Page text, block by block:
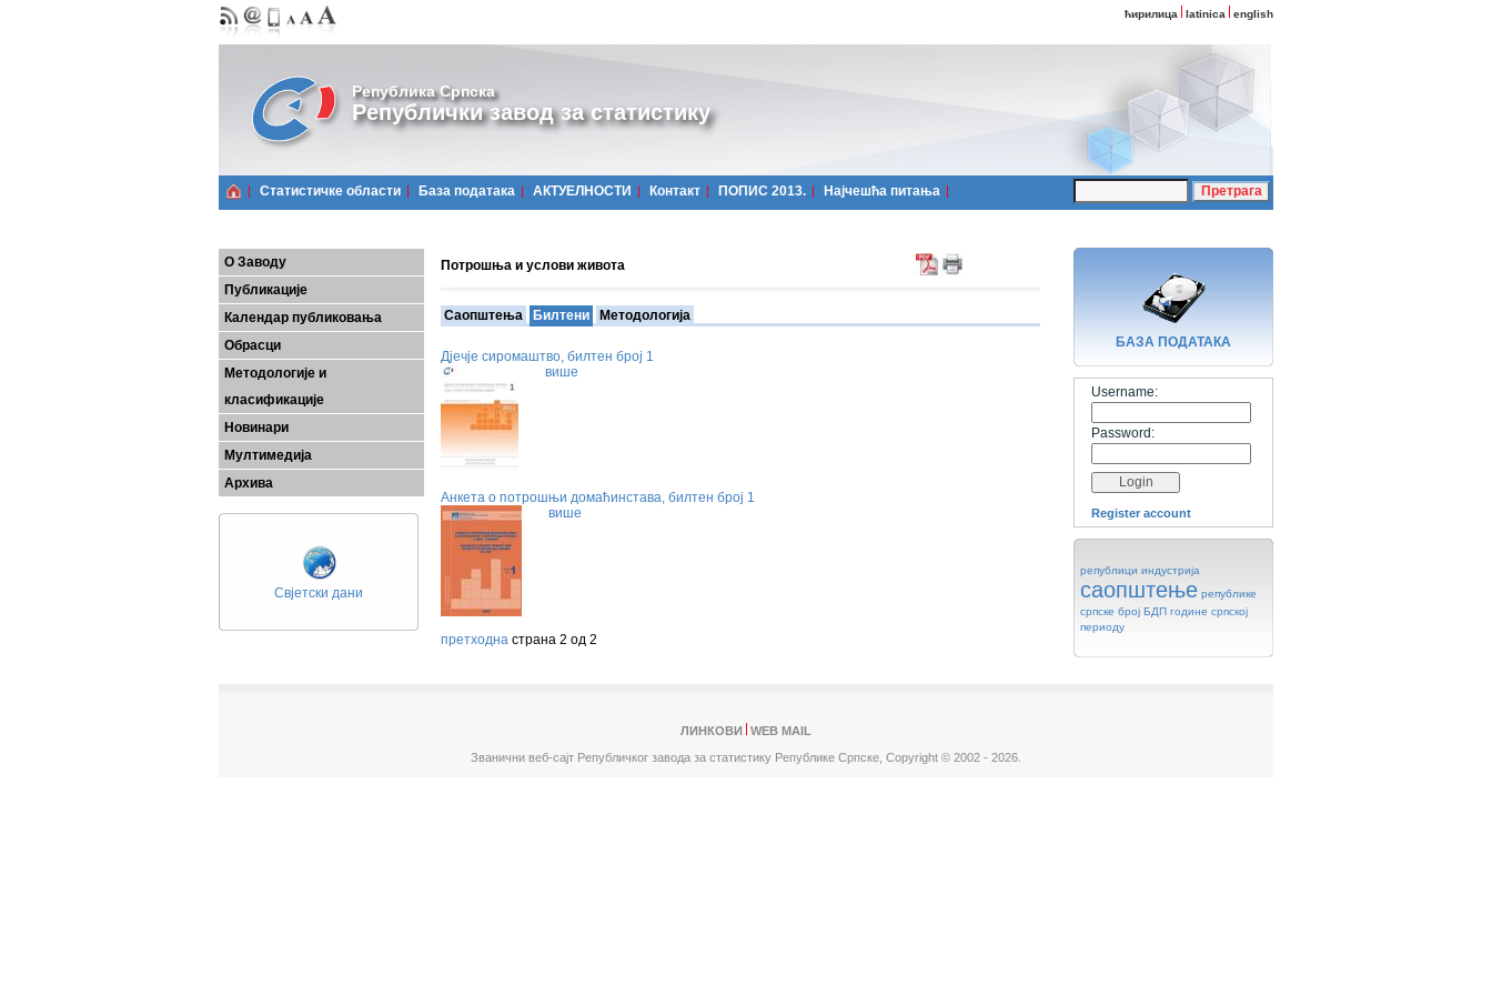
ћирилица latinica english
Република Српска
Републички завод за статистику
Статистичке области Базa података АКТУЕЛНОСТИ Контакт ПОПИС 2013. Најчешћa питања
О Заводу
Публикације
Календар публиковања
Обрасци
Методологије и
класификације
Новинари
Мултимедија
Архива
Свјетски дани
Потрошња и услови живота
Саопштења Билтени Методологија
Дјечје сиромаштво, билтен број 1
више
Анкета о потрошњи домаћинстава, билтен број 1
више
претходна страна 2 од 2
БАЗA ПОДАТАКА
Username:
Password:
Register account
републици индустрија
саопштење републике
српске број БДП године српској
периоду
ЛИНКОВИ
WEB MAIL
Званични веб-сајт Републичког завода за статистику Републике Српске, Copyright © 2002 - 2026.